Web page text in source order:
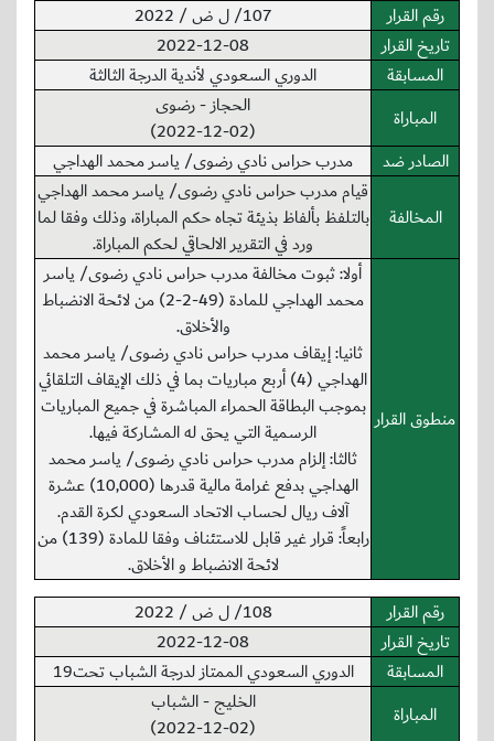
رقم القرار
107/ ل ض / 2022
تاريخ القرار
2022-12-08
المسابقة
الدوري السعودي لأندية الدرجة الثالثة
المباراة
الحجاز - رضوى
(2022-12-02)
الصادر ضد
مدرب حراس نادي رضوى/ ياسر محمد الهداجي
المخالفة
قيام مدرب حراس نادي رضوى/ ياسر محمد الهداجي
بالتلفظ بألفاظ بذيئة تجاه حكم المباراة، وذلك وفقا لما
ورد في التقرير الالحاقي لحكم المباراة.
منطوق القرار
أولا: ثبوت مخالفة مدرب حراس نادي رضوى/ ياسر
محمد الهداجي للمادة (49-2-2) من لائحة الانضباط
والأخلاق.
ثانيا: إيقاف مدرب حراس نادي رضوى/ ياسر محمد
الهداجي (4) أربع مباريات بما في ذلك الإيقاف التلقائي
بموجب البطاقة الحمراء المباشرة في جميع المباريات
الرسمية التي يحق له المشاركة فيها.
ثالثا: إلزام مدرب حراس نادي رضوى/ ياسر محمد
الهداجي بدفع غرامة مالية قدرها (10,000) عشرة
آلاف ريال لحساب الاتحاد السعودي لكرة القدم.
رابعاً: قرار غير قابل للاستئناف وفقا للمادة (139) من
لائحة الانضباط و الأخلاق.
رقم القرار
108/ ل ض / 2022
تاريخ القرار
2022-12-08
المسابقة
الدوري السعودي الممتاز لدرجة الشباب تحت19
المباراة
الخليج - الشباب
(2022-12-02)